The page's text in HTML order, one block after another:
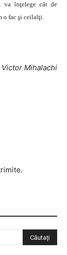
va înţelege cât de
o fac şi ceilalţi.
Mihalachi